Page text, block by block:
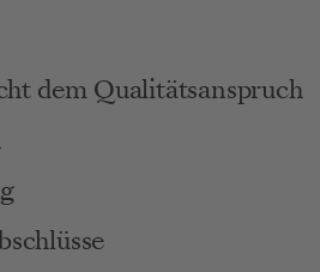
dem Qualitätsanspruch